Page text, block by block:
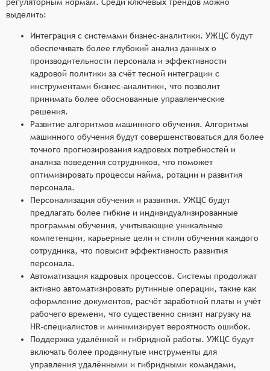
выделить:
Интеграция с системами бизнес-аналитики. УЖЦС будут
обеспечивать более глубокий анализ данных о
производительности персонала и эффективности
кадровой политики за счёт тесной интеграции с
инструментами бизнес-аналитики, что позволит
принимать более обоснованные управленческие
решения.
Развитие алгоритмов машинного обучения. Алгоритмы
машинного обучения будут совершенствоваться для более
точного прогнозирования кадровых потребностей и
анализа поведения сотрудников, что поможет
оптимизировать процессы найма, ротации и развития
персонала.
Персонализация обучения и развития. УЖЦС будут
предлагать более гибкие и индивидуализированные
программы обучения, учитывающие уникальные
компетенции, карьерные цели и стили обучения каждого
сотрудника, что повысит эффективность развития
персонала.
Автоматизация кадровых процессов. Системы продолжат
активно автоматизировать рутинные операции, такие как
оформление документов, расчёт заработной платы и учёт
рабочего времени, что существенно снизит нагрузку на
HR-специалистов и минимизирует вероятность ошибок.
Поддержка удалённой и гибридной работы. УЖЦС будут
включать более продвинутые инструменты для
управления удалёнными и гибридными командами,